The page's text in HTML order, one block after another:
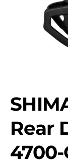
Rear
4700-